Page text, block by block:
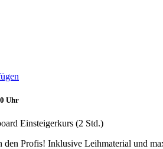
Uhr
Einsteigerkurs (2 Std.)
Profis! Inklusive Leihmaterial und